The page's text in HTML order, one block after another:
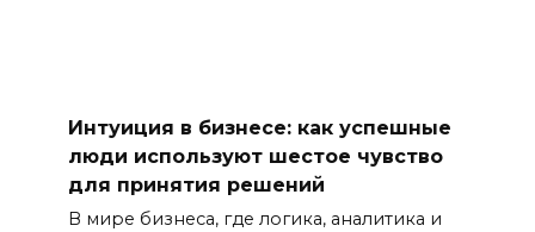
Интуиция в бизнесе: как успешные
люди используют шестое чувство
для принятия решений
В мире бизнеса, где логика, аналитика и